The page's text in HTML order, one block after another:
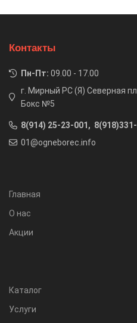
Контакты
Пн-Пт: 09.00 - 17.00
г. Мирный РС (Я) Северная
Бокс №5
8(914) 25-23-001,
01@ogneborec.info
Главная
О нас
Акции
Каталог
Услуги